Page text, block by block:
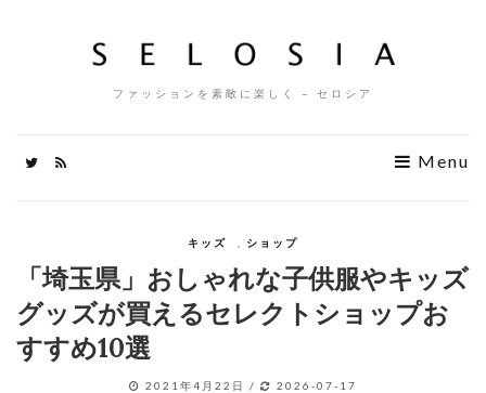
ファッションを素敵に楽しく – セロシア
Menu
キッズ ショップ
「埼玉県」おしゃれな子供服やキッズ
グッズが買えるセレクトショップお
すすめ10選
2021年4月22日 / 2026-07-17